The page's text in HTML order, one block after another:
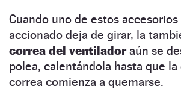
Cuando uno de estos
accionado deja de girar, la
correa del ventiladoraún se
polea, calentándola hasta que la
correa comienza a quemarse.